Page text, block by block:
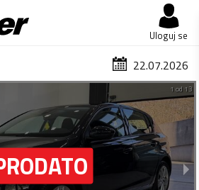
Uloguj se
22.07.2026
1 od 13